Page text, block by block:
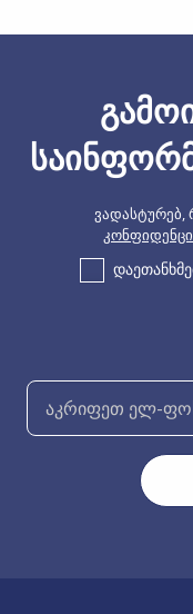
ვადასტურებ,